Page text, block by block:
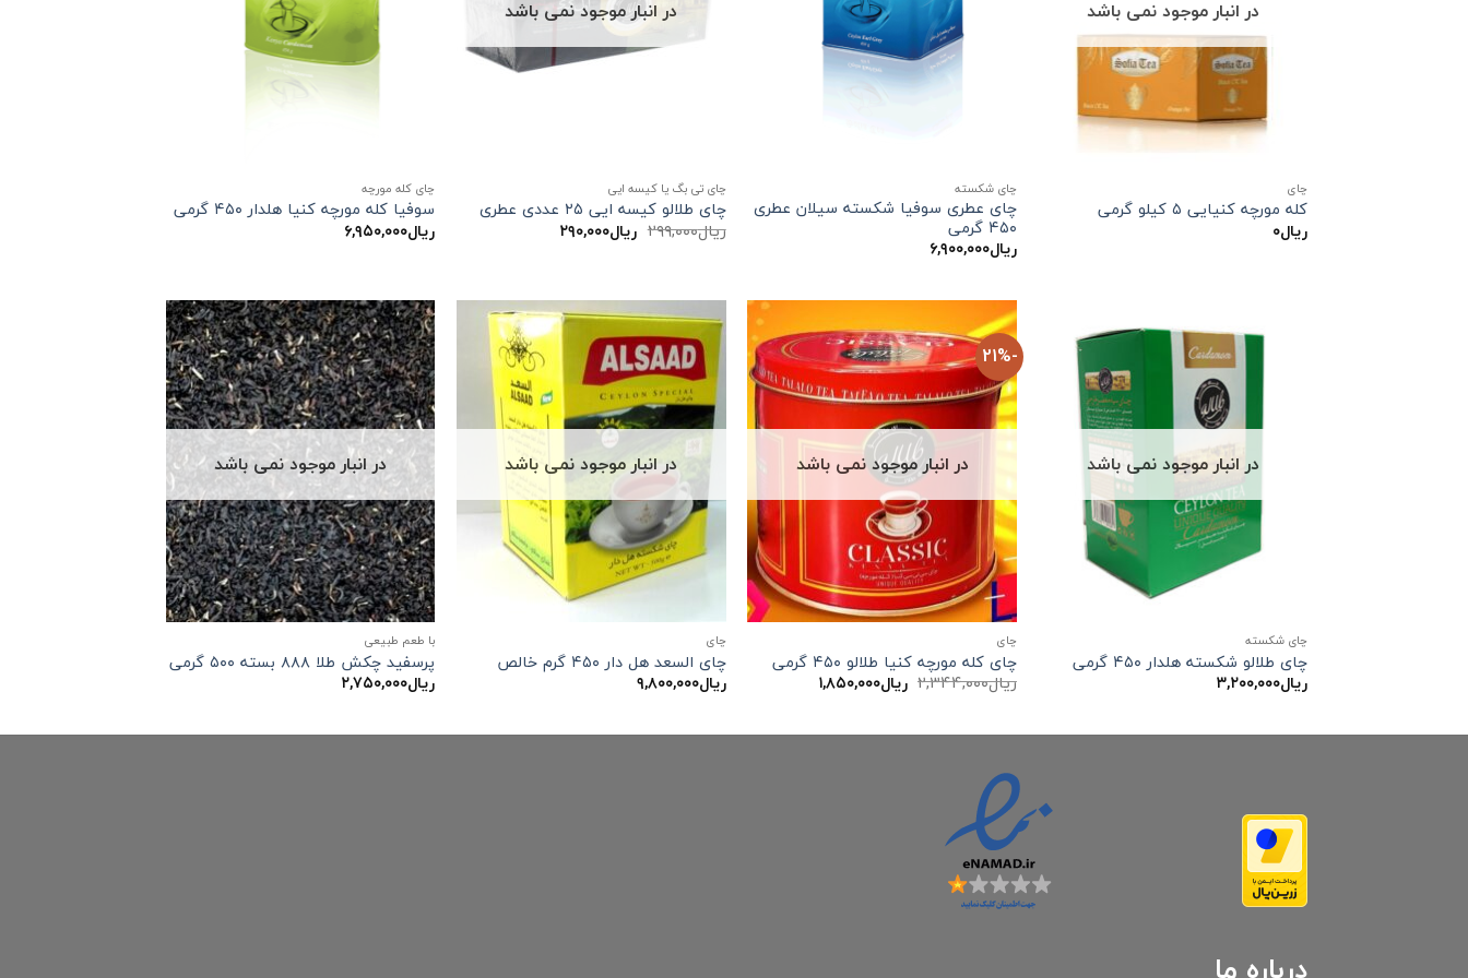
در انبار موجود نمی باشد
چاي
کله مورچه کنیایی ۵ کیلو گرمی
ریال۰
چای شکسته
چای عطری سوفیا شکسته سیلان عطری
۴۵۰ گرمی
ریال۶,۹۰۰,۰۰۰
در انبار موجود نمی باشد
چای تی بگ یا کیسه ایی
چای طلالو کیسه ایی ۲۵ عددی عطری
ریال۲۹۹,۰۰۰ قیمت
اصلی:
ریال۲۹۰,۰۰۰قیمت
چای کله مورچه
سوفیا کله مورچه کنیا هلدار ۴۵۰ گرمی
ریال۶,۹۵۰,۰۰۰
در انبار موجود نمی باشد
چای شکسته
چای طلالو شکسته هلدار ۴۵۰ گرمی
ریال۳,۲۰۰,۰۰۰
-21%
در انبار موجود نمی باشد
چاي
چای کله مورچه کنیا طلالو ۴۵۰ گرمی
ریال۲,۳۴۴,۰۰۰ قیمت
اصلی:
بود.
ریال۱,۸۵۰,۰۰۰قیمت
در انبار موجود نمی باشد
چاي
چای السعد هل دار ۴۵۰ گرم خالص
ریال۹,۸۰۰,۰۰۰
در انبار موجود نمی باشد
با طعم طبیعی
پرسفید چکش طلا ۸۸۸ بسته ۵۰۰ گرمی
ریال۲,۷۵۰,۰۰۰